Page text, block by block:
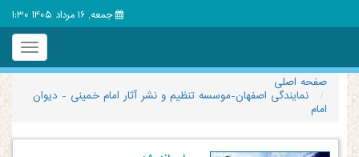
جمعه, 16 مرداد 1405 1:30
Toggle
صفحه اصلی
نمایندگی اصفهان-موسسه تنظیم و نشر آثار امام خمینی - دیوان
امام